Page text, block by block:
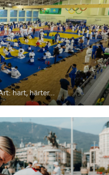
hart, härter...